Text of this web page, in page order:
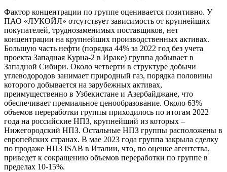
Фактор концентрации по группе оценивается позитивно. У
ПАО «ЛУКОЙЛ» отсутствует зависимость от крупнейших
покупателей, труднозаменимых поставщиков, нет
концентрации на крупнейших производственных активах.
Большую часть нефти (порядка 44% за 2022 год без учета
проекта Западная Курна-2 в Ираке) группа добывает в
Западной Сибири. Около четверти в структуре добычи
углеводородов занимает природный газ, порядка половины
которого добывается на зарубежных активах,
преимущественно в Узбекистане и Азербайджане, что
обеспечивает премиальное ценообразование. Около 63%
объемов переработки группы приходилось по итогам 2022
года на российские НПЗ, крупнейший из которых –
Нижегородский НПЗ. Остальные НПЗ группы расположены в
европейских странах. В мае 2023 года группа закрыла сделку
по продаже НПЗ ISAB в Италии, что, по оценке агентства,
приведет к сокращению объемов переработки по группе в
пределах 10-15%.